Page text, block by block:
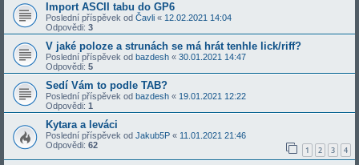
Import ASCII tabu do GP6
Poslední příspěvek od Čavli « 12.02.2021 14:04
Odpovědi: 3
V jaké poloze a strunách se má hrát tenhle lick/riff?
Poslední příspěvek od bazdesh « 30.01.2021 14:47
Odpovědi: 5
Sedí Vám to podle TAB?
Poslední příspěvek od bazdesh « 19.01.2021 12:22
Odpovědi: 1
Kytara a leváci
Poslední příspěvek od Jakub5P « 11.01.2021 21:46
Odpovědi: 62 1 2 3 4